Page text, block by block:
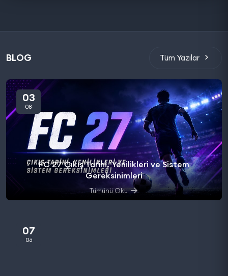
BLOG Tüm Yazılar
03
08
FC 27 Çıkış Tarihi, Yenilikleri ve Sistem
Gereksinimleri
Tümünü Oku
07
06